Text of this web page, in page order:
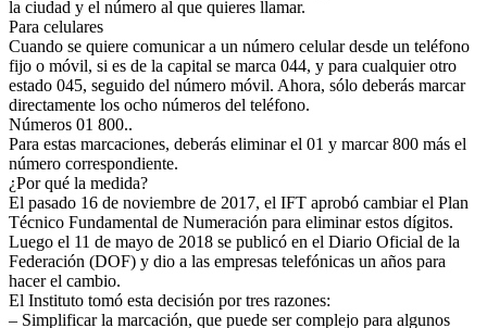
la ciudad y el número al que quieres llamar.
Para celulares
Cuando se quiere comunicar a un número celular desde un teléfono
fijo o móvil, si es de la capital se marca 044, y para cualquier otro
estado 045, seguido del número móvil. Ahora, sólo deberás marcar
directamente los ocho números del teléfono.
Números 01 800..
Para estas marcaciones, deberás eliminar el 01 y marcar 800 más el
número correspondiente.
¿Por qué la medida?
El pasado 16 de noviembre de 2017, el IFT aprobó cambiar el Plan
Técnico Fundamental de Numeración para eliminar estos dígitos.
Luego el 11 de mayo de 2018 se publicó en el Diario Oficial de la
Federación (DOF) y dio a las empresas telefónicas un años para
hacer el cambio.
El Instituto tomó esta decisión por tres razones:
– Simplificar la marcación, que puede ser complejo para algunos